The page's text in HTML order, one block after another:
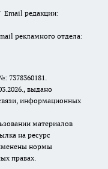
Email редакции:
рекламного отдела:
7378360181.
выдано
информационных
материалов
на ресурс
нормы
правах.